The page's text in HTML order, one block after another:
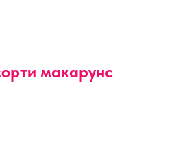
макарунс